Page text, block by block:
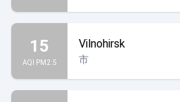
15
AQI PM2.5
Vilnohirsk
市